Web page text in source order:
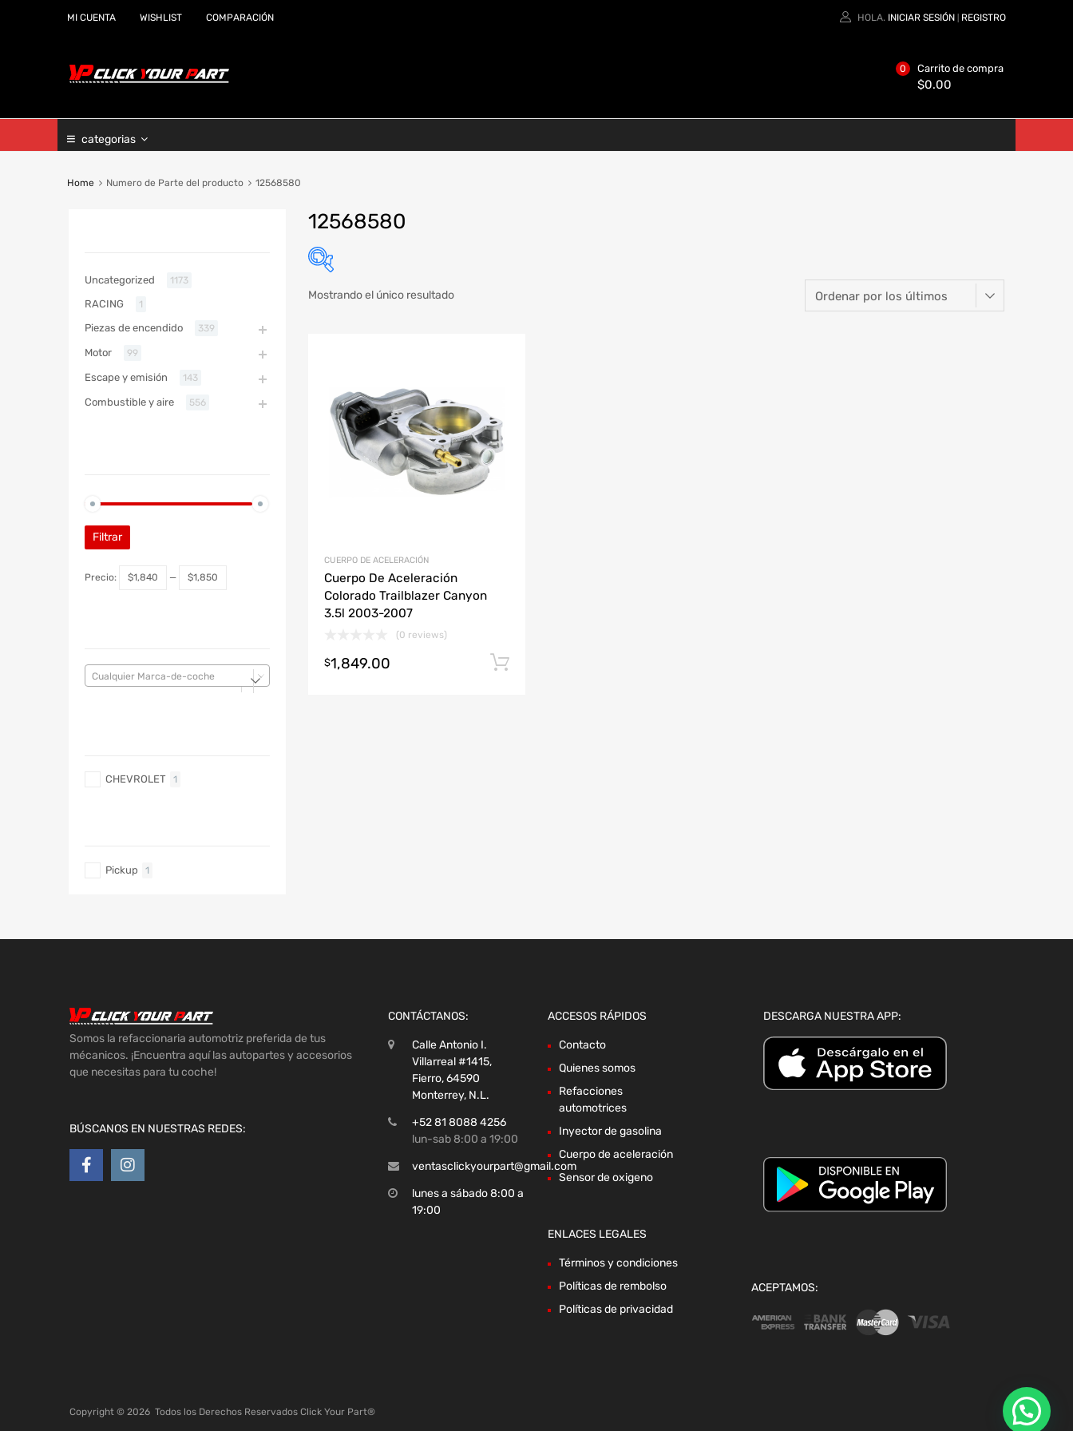
MI CUENTA WISHLIST COMPARACIÓN HOLA. INICIAR SESIÓN REGISTRO
Carrito de compra
$0.00
0
categorias
Home Numero de Parte del producto 12568580
12568580
ABARTH
ABARTH AUDI CHEVROLETDODGE
Mostrando el único resultado
CUERPO DE ACELERACIÓN
Cuerpo De Aceleración
Colorado Trailblazer Canyon
3.5l 2003-2007
(0 reviews)
$1,849.00
Uncategorized 1173
RACING 1
Piezas de encendido 339
Motor 99
Escape y emisión 143
Combustible y aire 556
Filtrar
Precio: $1,840 — $1,850
Cualquier Marca-de-coche
CHEVROLET 1
Pickup 1
Somos la refaccionaria automotriz preferida de tus
mécanicos. ¡Encuentra aquí las autopartes y accesorios
que necesitas para tu coche!
BÚSCANOS EN NUESTRAS REDES:
CONTÁCTANOS:
Calle Antonio I.
Villarreal #1415,
Fierro, 64590
Monterrey, N.L.
+52 81 8088 4256
lun-sab 8:00 a 19:00
ventasclickyourpart@gmail.com
lunes a sábado 8:00 a
19:00
ACCESOS RÁPIDOS
Contacto
Quienes somos
Refacciones
automotrices
Inyector de gasolina
Cuerpo de aceleración
Sensor de oxigeno
ENLACES LEGALES
Términos y condiciones
Políticas de rembolso
Políticas de privacidad
DESCARGA NUESTRA APP:
ACEPTAMOS:
Copyright © 2026 Todos los Derechos Reservados Click Your Part®